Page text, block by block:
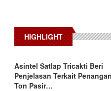
HIGHLIGHT
Asintel Satlap Tricakti Beri
Penjelasan Terkait
Ton Pasir…